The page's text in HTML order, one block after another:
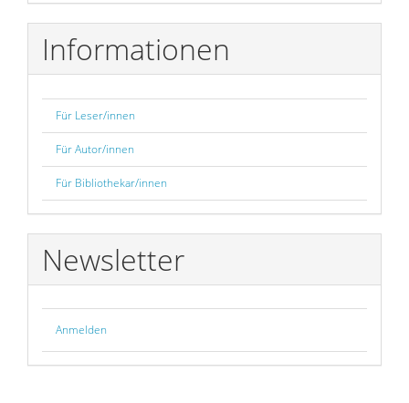
Informationen
Für Leser/innen
Für Autor/innen
Für Bibliothekar/innen
Newsletter
Anmelden